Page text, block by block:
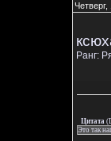
Ранг:
Цитата(
Это так